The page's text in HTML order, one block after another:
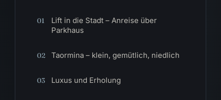
01
Lift in die Stadt – Anreise über
Parkhaus
02 Taormina – klein, gemütlich, niedlich
03 Luxus und Erholung